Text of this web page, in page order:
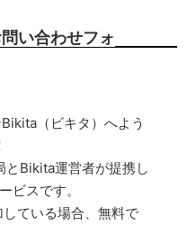
い合わせフォ
（ビキタ）へよう
Bikita運営者が提携し
ビスです。
ている場合、無料で